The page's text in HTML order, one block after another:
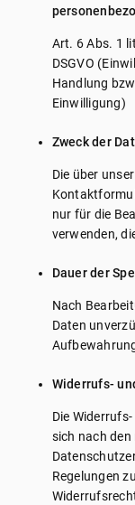
Art. 6 Abs. 1
DSGVO
Handlung
Einwilligung)
Zweck der
Die über
nur für die
verwenden,
Dauer der
Nach
Daten
Widerrufs-
Die
sich nach
Regelungen